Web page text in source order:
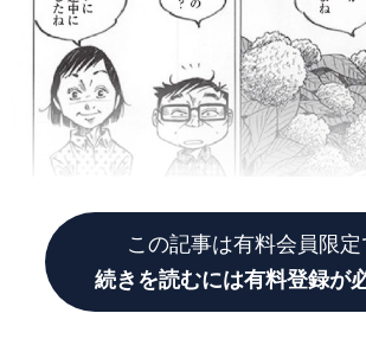
この記事は有料会員限定
続きを読むには有料登録が